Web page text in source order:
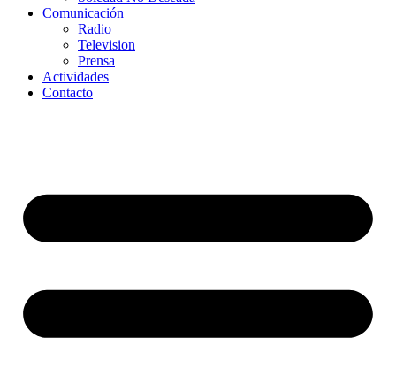
Comunicación
Radio
Television
Prensa
Actividades
Contacto